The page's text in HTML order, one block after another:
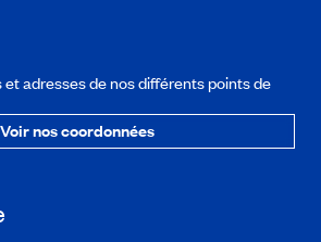
et adresses de nos différents points de
Voir nos coordonnées